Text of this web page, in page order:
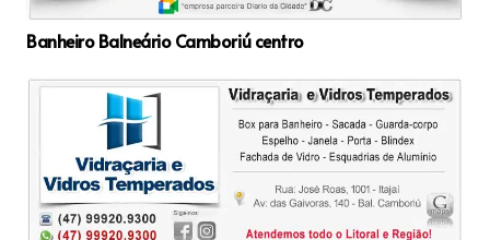
Banheiro Balneário Camboriú centro